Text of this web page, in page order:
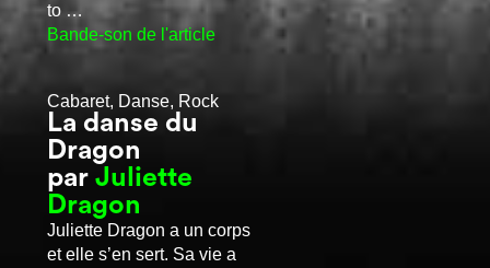
to …
Bande-son de l'article
Cabaret, Danse, Rock
La danse du
Dragon
par Juliette
Dragon
Juliette Dragon a un corps
et elle s’en sert. Sa vie a